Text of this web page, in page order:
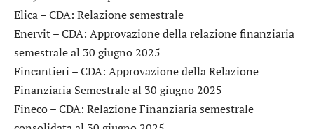
Elica– CDA: Relazione semestrale
Enervit– CDA: Approvazione della relazione finanziaria
semestrale al 30 giugno 2025
Fincantieri – CDA: Approvazione della Relazione
Finanziaria Semestrale al 30 giugno 2025
Fineco– CDA: Relazione Finanziaria semestrale